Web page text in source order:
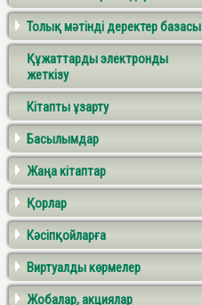
Толық мәтінді деректер базасы
Құжаттарды электронды
жеткізу
Кітапты ұзарту
Басылымдар
Жаңа кітаптар
Қорлар
Кәсіпқойларға
Виртуалды көрмелер
Жобалар, акциялар